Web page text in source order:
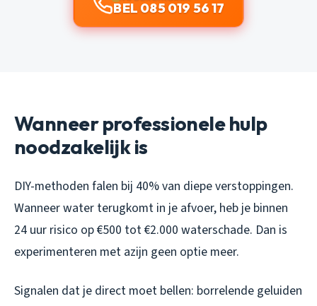
BEL 085 019 56 17
Wanneer professionele hulp
noodzakelijk is
DIY-methoden falen bij 40% van diepe verstoppingen.
Wanneer water terugkomt in je afvoer, heb je binnen
24 uur risico op €500 tot €2.000 waterschade. Dan is
experimenteren met azijn geen optie meer.
Signalen dat je direct moet bellen: borrelende geluiden